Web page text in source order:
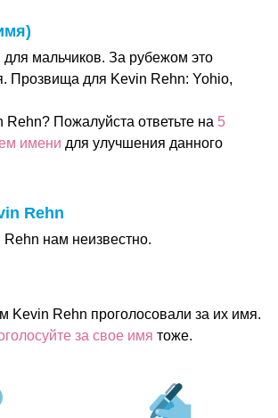
мальчиков. За рубежом это
Прозвища для Kevin Rehn: Yohio,
Пожалуйста ответьте на 5
имени для улучшения данного
Rehn
нам неизвестно.
Kevin Rehn проголосовали за их имя.
за свое имя тоже.